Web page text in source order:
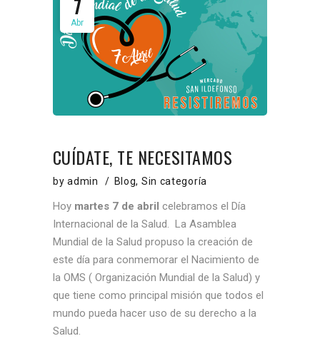
7
Abr
CUÍDATE, TE NECESITAMOS
byadmin Blog, Sin categoría
Hoy martes 7 de abril celebramos el Día
Internacional de la Salud. La Asamblea
Mundial de la Salud propuso la creación de
este día para conmemorar el Nacimiento de
la OMS ( Organización Mundial de la Salud) y
que tiene como principal misión que todos el
mundo pueda hacer uso de su derecho a la
Salud.